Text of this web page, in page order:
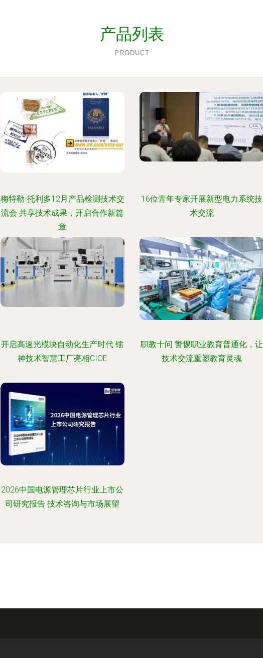
产品列表
PRODUCT
梅特勒-托利多12月产品检测技术交
流会 共享技术成果，开启合作新篇
章
16位青年专家开展新型电力系统技
术交流
开启高速光模块自动化生产时代 镭
神技术智慧工厂亮相CIOE
职教十问 警惕职业教育普通化，让
技术交流重塑教育灵魂
2026中国电源管理芯片行业上市公
司研究报告 技术咨询与市场展望